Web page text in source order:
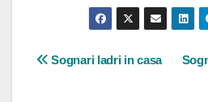
Navigazione
Sognari ladri in casa